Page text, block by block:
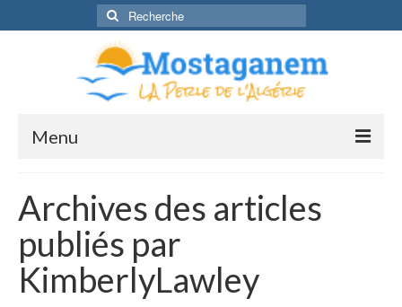
Rechercher
:
Menu
Mostaganem pour la première fois
Se rendre à Mostaganem
Valence <-> Mostaganem
Archives des articles
publiés par
KimberlyLawley